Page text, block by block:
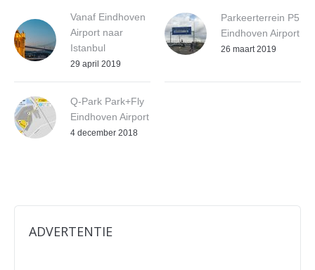
Vanaf Eindhoven
Airport naar
Istanbul
29 april 2019
Parkeerterrein P5
Eindhoven Airport
26 maart 2019
Q-Park Park+Fly
Eindhoven Airport
4 december 2018
ADVERTENTIE